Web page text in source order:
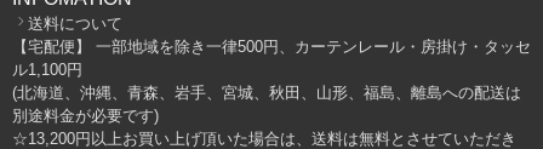
送料について
【宅配便】 一部地域を除き一律500円、カーテンレール・房掛け・タッセ
ル1,100円
(北海道、沖縄、青森、岩手、宮城、秋田、山形、福島、離島への配送は
別途料金が必要です)
☆13,200円以上お買い上げ頂いた場合は、送料は無料とさせていただき